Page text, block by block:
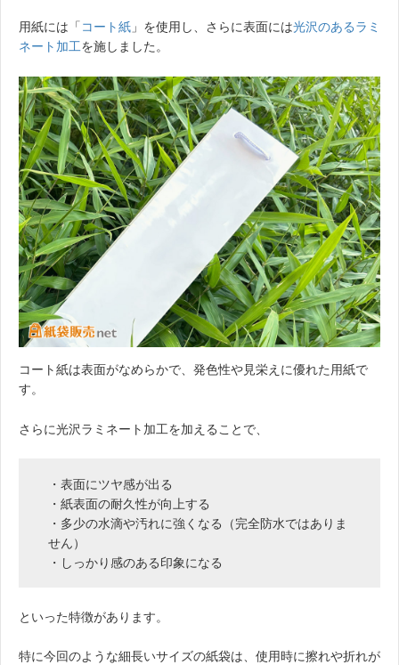
用紙には「 コート紙 」を使用し、さらに表面には光沢のあるラミ
ネート加工を施しました。
コート紙は表面がなめらかで、発色性や見栄えに優れた用紙で
す。
さらに光沢ラミネート加工を加えることで、
・表面にツヤ感が出る
・紙表面の耐久性が向上する
・多少の水滴や汚れに強くなる（完全防水ではありま
せん）
・しっかり感のある印象になる
といった特徴があります。
特に今回のような細長いサイズの紙袋は、使用時に擦れや折れが